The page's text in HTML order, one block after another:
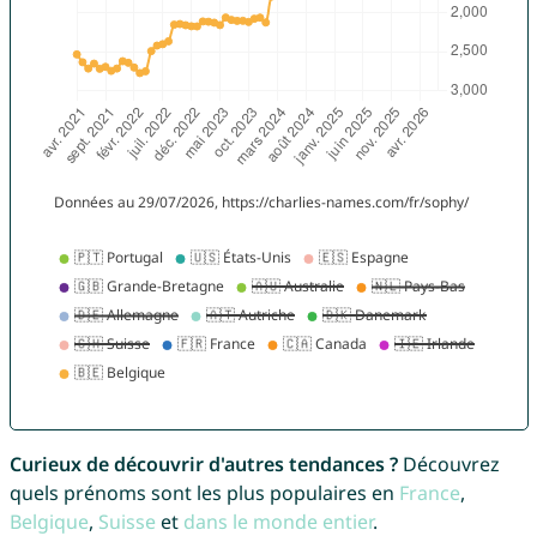
Curieux de découvrir d'autres tendances ?Découvrez
quels prénoms sont les plus populaires en France,
Belgique, Suisse et dans le monde entier.